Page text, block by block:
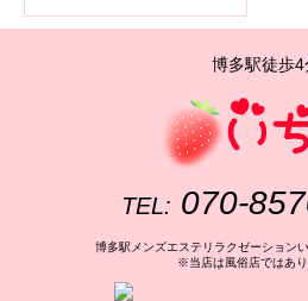
博多駅徒歩4
TEL: 070-
博多駅メンズエステリラクゼーション
※当店は風俗店ではあり